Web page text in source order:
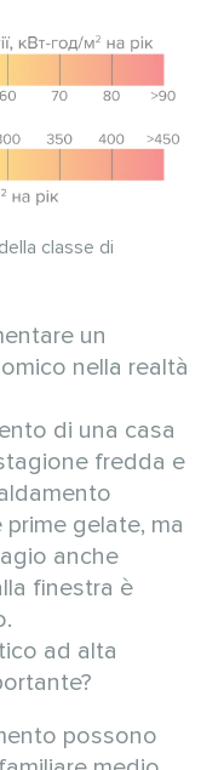
classe di
un
nella realtà
di una casa
fredda e
gelate, ma
anche
finestra è
ad alta
possono